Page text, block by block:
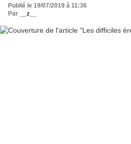
Publié le 19/07/2019 à 11:36
Par
__z__